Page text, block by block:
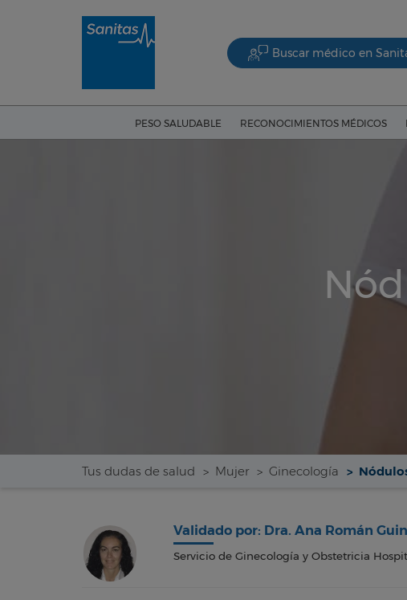
Buscar médico en
PESO SALUDABLE RECONOCIMIENTOS MÉDICOS
Tus dudas de salud Mujer Ginecología
Validado por: Dra. Ana Román
Servicio de Ginecología y Obstetricia